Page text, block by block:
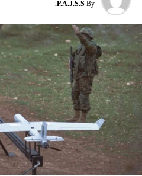
DON'T MISS
لماذا يتمسَّك التيار الوطني الحر
نسبه الحزب الى إسرائيل”.
By
P.A.J.S.S.